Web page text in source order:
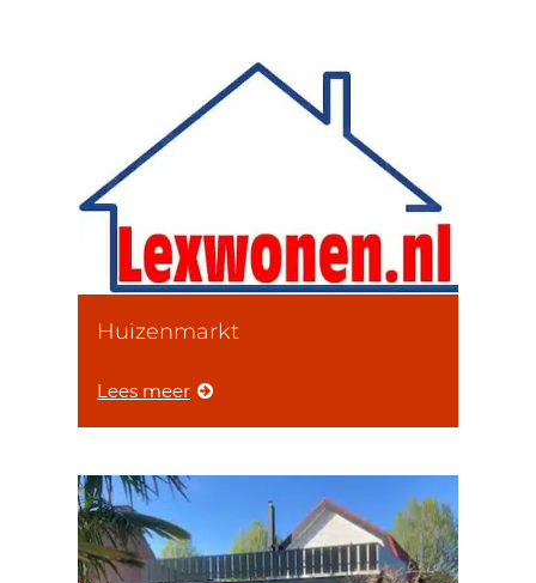
Huizenmarkt
Lees meer